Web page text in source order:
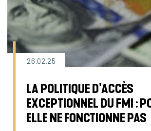
26.02.25
LA POLITIQUE D’ACCÈS
EXCEPTIONNEL DU FMI :
ELLE NE FONCTIONNE PAS